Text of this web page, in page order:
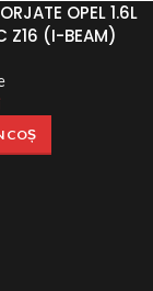
OPEL 1.6L
Z16 (I-BEAM)
COȘ